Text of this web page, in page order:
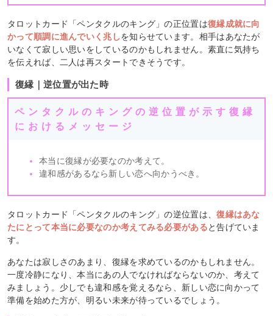
タロットカード「ペンタクルのキング」の正位置は復縁成就に向
かって順調に進んでいく兆しを知らせています。相手はあなたが
いなくて寂しい思いをしているのかもしれません。素直に気持ち
を伝えれば、二人は再スタートできそうです。
復縁｜逆位置が出た時
ペンタクルのキングの逆位置が示す復縁
におけるメッセージ
本当に復縁が必要なのか考えて。
違和感があるなら新しい恋へ向かうべき。
タロットカード「ペンタクルのキング」の逆位置は、復縁はあな
たにとって本当に必要なのか考えてみる必要があると告げていま
す。
あなたは寂しさのあまり、復縁を求めているのかもしれません。
一度冷静になり、本当にあの人でなければならないのか、考えて
みましょう。少しでも違和感を覚えるなら、新しい恋に向かって
準備を始めた方が、明るい未来が待っているでしょう。